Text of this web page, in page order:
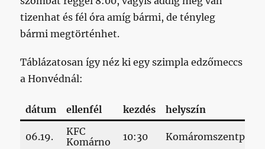
tizenhat és fél óra amíg bármi, de tényleg
bármi megtörténhet.
Táblázatosan így néz ki egy szimpla edzőmeccs
a Honvédnál:
dátum ellenfél kezdés helyszín
06.19.
KFC
Komárno
10:30 Komáromszentpéter